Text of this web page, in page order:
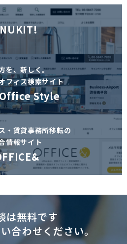
を、新しく。
フィス検索サイト
Style
・賃貸事務所移転の
情報サイト
は無料です
合わせください。